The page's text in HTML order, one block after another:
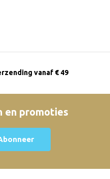
vanaf € 49
en promoties